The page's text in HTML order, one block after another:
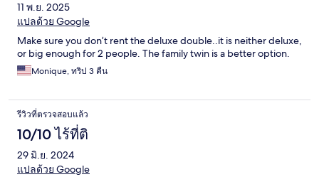
11 พ.ย. 2025
แปลด้วย Google
Make sure you don’t rent the deluxe double..it is neither deluxe,
or big enough for 2 people. The family twin is a better option.
Monique, ทริป 3 คืน
รีวิวที่ตรวจสอบแล้ว
10/10 ไร้ที่ติ
29 มิ.ย. 2024
แปลด้วย Google